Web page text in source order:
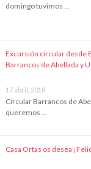
domingo tuvimos …
Excursión circular desde
Barrancos de Abellada y
17 abril, 2018
Circular Barrancos de
queremos …
Casa Ortas os desea